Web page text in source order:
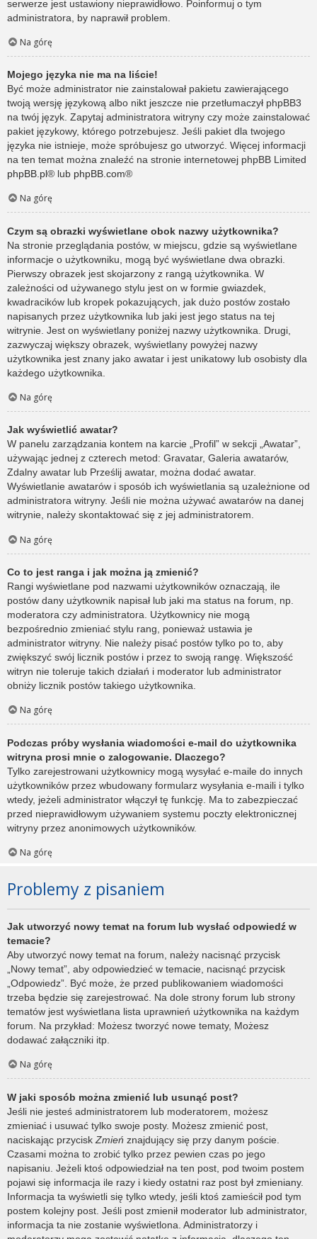
serwerze jest ustawiony nieprawidłowo. Poinformuj o tym
administratora, by naprawił problem.
Na górę
Mojego języka nie ma na liście!
Być może administrator nie zainstalował pakietu zawierającego
twoją wersję językową albo nikt jeszcze nie przetłumaczył phpBB3
na twój język. Zapytaj administratora witryny czy może zainstalować
pakiet językowy, którego potrzebujesz. Jeśli pakiet dla twojego
języka nie istnieje, może spróbujesz go utworzyć. Więcej informacji
na ten temat można znaleźć na stronie internetowej phpBB Limited
phpBB.pl® lub phpBB.com®
Na górę
Czym są obrazki wyświetlane obok nazwy użytkownika?
Na stronie przeglądania postów, w miejscu, gdzie są wyświetlane
informacje o użytkowniku, mogą być wyświetlane dwa obrazki.
Pierwszy obrazek jest skojarzony z rangą użytkownika. W
zależności od używanego stylu jest on w formie gwiazdek,
kwadracików lub kropek pokazujących, jak dużo postów zostało
napisanych przez użytkownika lub jaki jest jego status na tej
witrynie. Jest on wyświetlany poniżej nazwy użytkownika. Drugi,
zazwyczaj większy obrazek, wyświetlany powyżej nazwy
użytkownika jest znany jako awatar i jest unikatowy lub osobisty dla
każdego użytkownika.
Na górę
Jak wyświetlić awatar?
W panelu zarządzania kontem na karcie „Profil” w sekcji „Awatar”,
używając jednej z czterech metod: Gravatar, Galeria awatarów,
Zdalny awatar lub Prześlij awatar, można dodać awatar.
Wyświetlanie awatarów i sposób ich wyświetlania są uzależnione od
administratora witryny. Jeśli nie można używać awatarów na danej
witrynie, należy skontaktować się z jej administratorem.
Na górę
Co to jest ranga i jak można ją zmienić?
Rangi wyświetlane pod nazwami użytkowników oznaczają, ile
postów dany użytkownik napisał lub jaki ma status na forum, np.
moderatora czy administratora. Użytkownicy nie mogą
bezpośrednio zmieniać stylu rang, ponieważ ustawia je
administrator witryny. Nie należy pisać postów tylko po to, aby
zwiększyć swój licznik postów i przez to swoją rangę. Większość
witryn nie toleruje takich działań i moderator lub administrator
obniży licznik postów takiego użytkownika.
Na górę
Podczas próby wysłania wiadomości e-mail do użytkownika
witryna prosi mnie o zalogowanie. Dlaczego?
Tylko zarejestrowani użytkownicy mogą wysyłać e-maile do innych
użytkowników przez wbudowany formularz wysyłania e-maili i tylko
wtedy, jeżeli administrator włączył tę funkcję. Ma to zabezpieczać
przed nieprawidłowym używaniem systemu poczty elektronicznej
witryny przez anonimowych użytkowników.
Na górę
Problemy z pisaniem
Jak utworzyć nowy temat na forum lub wysłać odpowiedź w
temacie?
Aby utworzyć nowy temat na forum, należy nacisnąć przycisk
„Nowy temat”, aby odpowiedzieć w temacie, nacisnąć przycisk
„Odpowiedz”. Być może, że przed publikowaniem wiadomości
trzeba będzie się zarejestrować. Na dole strony forum lub strony
tematów jest wyświetlana lista uprawnień użytkownika na każdym
forum. Na przykład: Możesz tworzyć nowe tematy, Możesz
dodawać załączniki itp.
Na górę
W jaki sposób można zmienić lub usunąć post?
Jeśli nie jesteś administratorem lub moderatorem, możesz
zmieniać i usuwać tylko swoje posty. Możesz zmienić post,
naciskając przycisk Zmień znajdujący się przy danym poście.
Czasami można to zrobić tylko przez pewien czas po jego
napisaniu. Jeżeli ktoś odpowiedział na ten post, pod twoim postem
pojawi się informacja ile razy i kiedy ostatni raz post był zmieniany.
Informacja ta wyświetli się tylko wtedy, jeśli ktoś zamieścił pod tym
postem kolejny post. Jeśli post zmienił moderator lub administrator,
informacja ta nie zostanie wyświetlona. Administratorzy i